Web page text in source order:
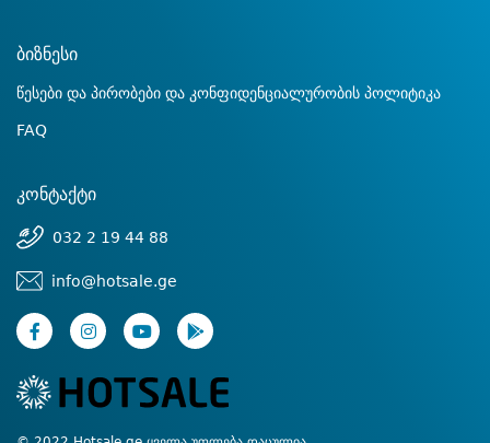
ბიზნესი
წესები და პირობები და კონფიდენციალურობის პოლიტიკა
FAQ
კონტაქტი
032 2 19 44 88
info@hotsale.ge